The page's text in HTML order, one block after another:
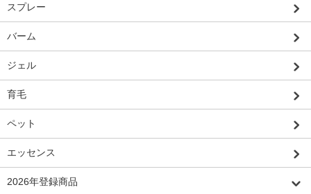
スプレー
バーム
ジェル
育毛
ペット
エッセンス
2026年登録商品